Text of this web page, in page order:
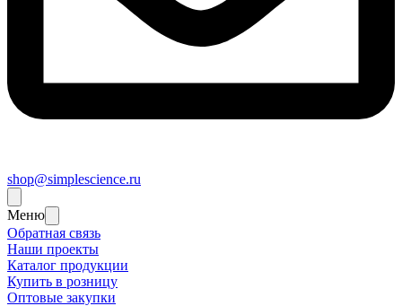
shop@simplescience.ru
Меню
Обратная связь
Наши проекты
Каталог продукции
Купить в розницу
Оптовые закупки